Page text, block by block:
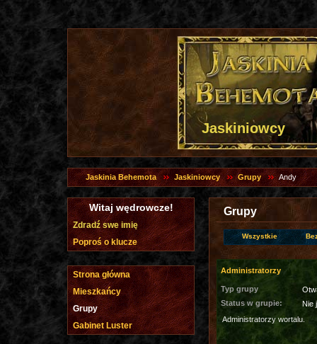
Jaskiniowcy
Jaskinia Behemota Jaskiniowcy Grupy Andy
Grupy
Wszystkie
Administratorzy
Typ grupy
Status w grupie:
Nie
Administratorzy wortalu.
Witaj wędrowcze!
Zdradź swe imię
Poproś o klucze
Strona główna
Mieszkańcy
Grupy
Gabinet Luster